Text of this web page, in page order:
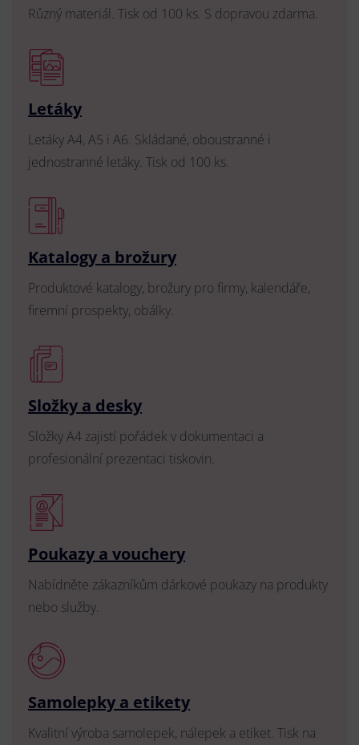
Různý materiál. Tisk od 100 ks. S dopravou zdarma.
Letáky
Letáky A4, A5 i A6. Skládané, oboustranné i
jednostranné letáky. Tisk od 100 ks.
Katalogy a brožury
Produktové katalogy, brožury pro firmy, kalendáře,
firemní prospekty, obálky.
Složky a desky
Složky A4 zajistí pořádek v dokumentaci a
profesionální prezentaci tiskovin.
Poukazy a vouchery
Nabídněte zákazníkům dárkové poukazy na produkty
nebo služby.
Samolepky a etikety
Kvalitní výroba samolepek, nálepek a etiket. Tisk na